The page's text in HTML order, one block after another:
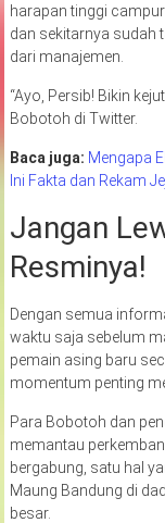
harapan tinggi
dan sekitarnya sudah
dari manajemen.
“Ayo, Persib! Bikin
Bobotoh di Twitter.
Baca juga: Mengapa
Ini Fakta dan Rekam
Jangan
Resminya!
Dengan semua
waktu saja sebelum
pemain asing baru
momentum penting
Para Bobotoh dan
memantau
bergabung, satu hal
Maung Bandung di
besar.